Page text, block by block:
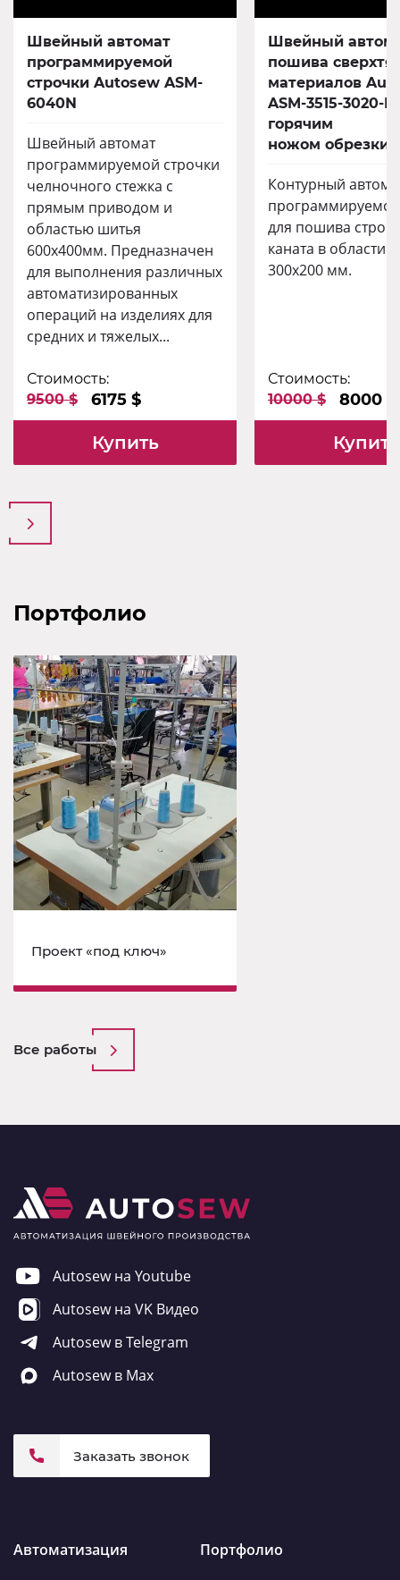
Швейный автомат
программируемой
строчки Autosew ASM-
6040N
Швейный автомат
программируемой строчки
челночного стежка с
прямым приводом и
областью шитья
600х400мм. Предназначен
для выполнения различных
автоматизированных
операций на изделиях для
средних и тяжелых...
Стоимость:
9500 $
6175 $
Купить
Швейный
пошива
материалов
ASM-3515-3020-
горячим
ножом обрезки
Контурный
для пошива
каната в области
300х200 мм.
Стоимость:
10000 $
8000 $
Купить
Портфолио
Все работы
Проект «под ключ»
Autosew на Youtube
Autosew на VK Видео
Autosew в Telegram
Autosew в Max
Автоматизация Портфолио
Заказать звонок